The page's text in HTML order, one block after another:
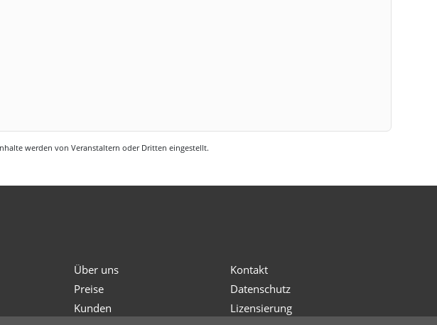
werden von Veranstaltern oder Dritten eingestellt.
Über uns
Preise
Kunden
Kontakt
Datenschutz
Lizensierung